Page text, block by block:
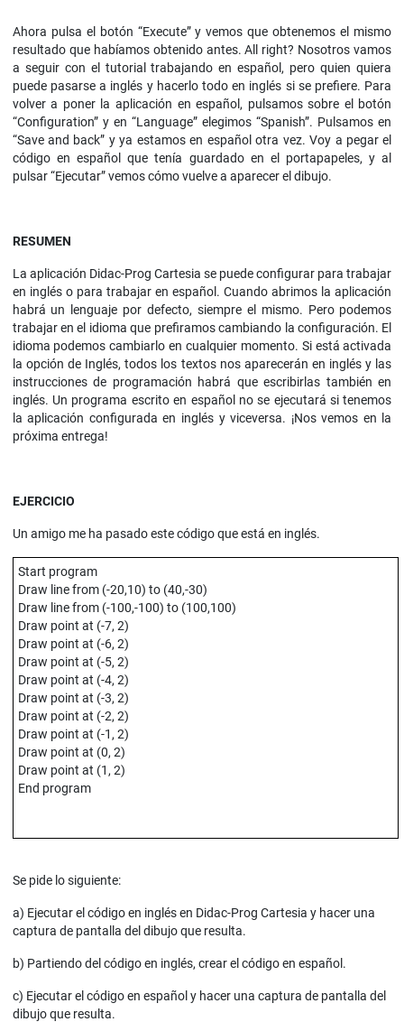
Ahora pulsa el botón “Execute” y vemos que obtenemos el mismo
resultado que habíamos obtenido antes. All right? Nosotros vamos
a seguir con el tutorial trabajando en español, pero quien quiera
puede pasarse a inglés y hacerlo todo en inglés si se prefiere. Para
volver a poner la aplicación en español, pulsamos sobre el botón
“Configuration” y en “Language” elegimos “Spanish”. Pulsamos en
“Save and back” y ya estamos en español otra vez. Voy a pegar el
código en español que tenía guardado en el portapapeles, y al
pulsar “Ejecutar” vemos cómo vuelve a aparecer el dibujo.
RESUMEN
La aplicación Didac-Prog Cartesia se puede configurar para trabajar
en inglés o para trabajar en español. Cuando abrimos la aplicación
habrá un lenguaje por defecto, siempre el mismo. Pero podemos
trabajar en el idioma que prefiramos cambiando la configuración. El
idioma podemos cambiarlo en cualquier momento. Si está activada
la opción de Inglés, todos los textos nos aparecerán en inglés y las
instrucciones de programación habrá que escribirlas también en
inglés. Un programa escrito en español no se ejecutará si tenemos
la aplicación configurada en inglés y viceversa. ¡Nos vemos en la
próxima entrega!
EJERCICIO
Un amigo me ha pasado este código que está en inglés.
Start program
Draw line from (-20,10) to (40,-30)
Draw line from (-100,-100) to (100,100)
Draw point at (-7, 2)
Draw point at (-6, 2)
Draw point at (-5, 2)
Draw point at (-4, 2)
Draw point at (-3, 2)
Draw point at (-2, 2)
Draw point at (-1, 2)
Draw point at (0, 2)
Draw point at (1, 2)
End program
Se pide lo siguiente:
a) Ejecutar el código en inglés en Didac-Prog Cartesia y hacer una
captura de pantalla del dibujo que resulta.
b) Partiendo del código en inglés, crear el código en español.
c) Ejecutar el código en español y hacer una captura de pantalla del
dibujo que resulta.